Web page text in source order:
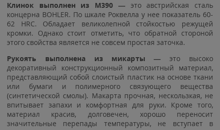
Клинок выполнен из M390 —это австрийская сталь
концерна BOHLER. По шкале Роквелла у нее показатель 60-
62 HRC. Обладает великолепной стойкостью режущей
кромки. Однако стоит отметить, что обратной стороной
этого свойства является не совсем простая заточка.
Рукоять выполнена из микарты — это высоко
декоративный конструкционный композитный материал,
представляющий собой слоистый пластик на основе ткани
или бумаги и полимерного связующего вещества
(синтетической смолы). Макарта прочная, нескользкая, не
впитывает запахи и комфортная для руки. Кроме того,
материал красив, долговечен, хорошо переносит
значительные перепады температуры, не вступает в